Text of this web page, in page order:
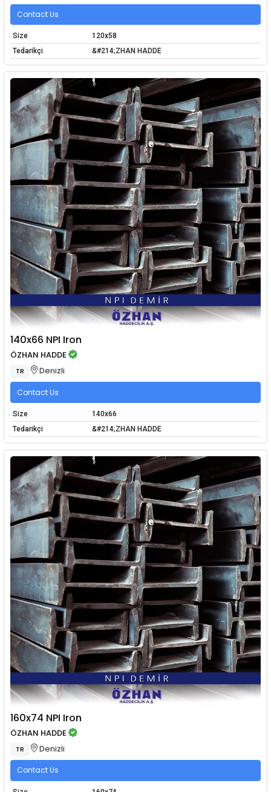
Contact Us
Size
120x58
Tedarikçi
&#214;ZHAN HADDE
140x66 NPI Iron
ÖZHAN HADDE
TR Denizli
Contact Us
Size
140x66
Tedarikçi
&#214;ZHAN HADDE
160x74 NPI Iron
ÖZHAN HADDE
TR Denizli
Contact Us